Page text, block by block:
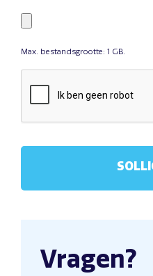
Max. bestandsgrootte: 1 GB.
Vragen?